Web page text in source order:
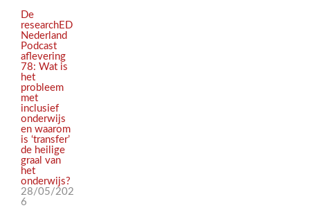
De
researchED
Nederland
Podcast
aflevering
78: Wat is
het
probleem
met
inclusief
onderwijs
en waarom
is ‘transfer’
de heilige
graal van
het
onderwijs?
28/05/202
6